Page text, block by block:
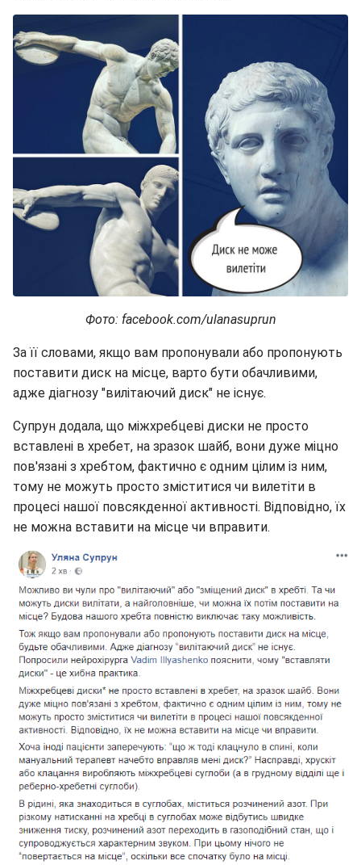
Фото: facebook.com/ulanasuprun
За її словами, якщо вам пропонували або пропонують
поставити диск на місце, варто бути обачливими,
адже діагнозу "вилітаючий диск" не існує.
Супрун додала, що міжхребцеві диски не просто
вставлені в хребет, на зразок шайб, вони дуже міцно
пов'язані з хребтом, фактично є одним цілим із ним,
тому не можуть просто зміститися чи вилетіти в
процесі нашої повсякденної активності. Відповідно, їх
не можна вставити на місце чи вправити.